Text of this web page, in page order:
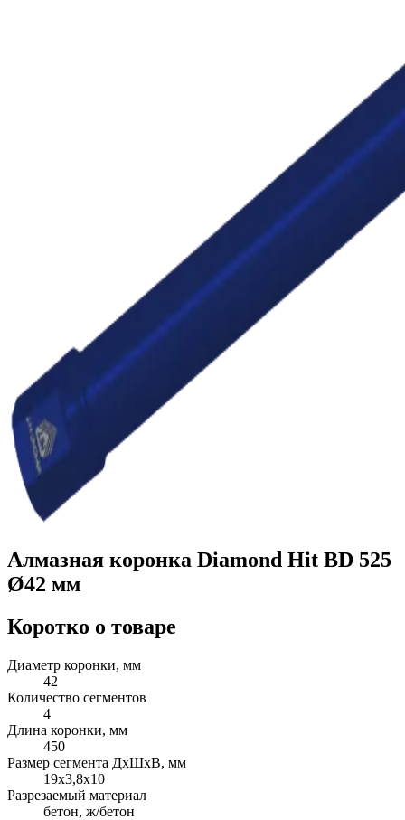
Алмазная коронка Diamond Hit BD 525
Ø42 мм
Коротко о товаре
Диаметр коронки, мм
42
Количество сегментов
4
Длина коронки, мм
450
Размер сегмента ДхШхВ, мм
19х3,8х10
Разрезаемый материал
бетон, ж/бетон